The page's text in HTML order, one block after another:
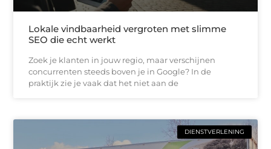
Lokale vindbaarheid vergroten met slimme
SEO die echt werkt
Zoek je klanten in jouw regio, maar verschijnen
concurrenten steeds boven je in Google? In de
praktijk zie je vaak dat het niet aan de
DIENSTVERLENING